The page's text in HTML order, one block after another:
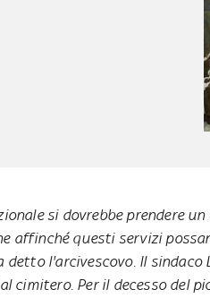
si dovrebbe prendere
affinché questi servizi
detto l'arcivescovo. Il sindaco
cimitero. Per il decesso del